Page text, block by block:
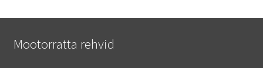
Mootorratta rehvid